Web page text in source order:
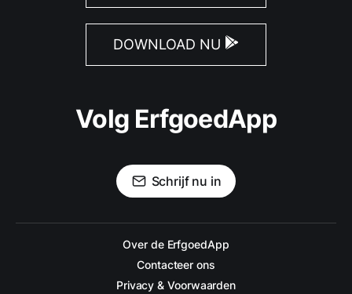
DOWNLOAD NU
Volg ErfgoedApp
Schrijf nu in
Over de ErfgoedApp
Contacteer ons
Privacy & Voorwaarden